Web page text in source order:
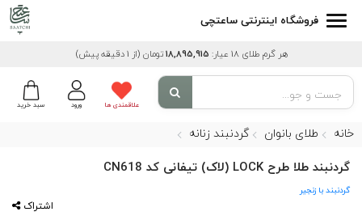
فروشگاه اینترنتی ساعتچی
هر گرم طلای 18 عیار: 18,895,915 تومان (از 1 دقیقه پیش)
سبد خرید ورود علاقمندی ها
خانه طلای بانوان گردنبند زنانه
گردنبند طلا طرح LOCK (لاک) تیفانی کد CN618
گردنبند با زنجیر
اشتراک